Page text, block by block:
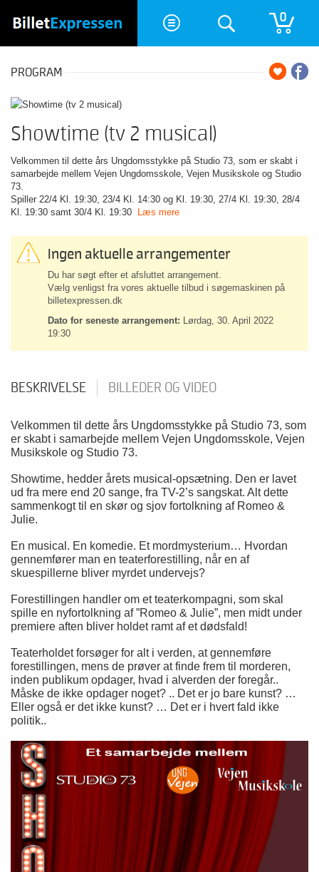
0
PROGRAM
Showtime (tv 2 musical)
Velkommen til dette års Ungdomsstykke på Studio 73, som er skabt i
samarbejde mellem Vejen Ungdomsskole, Vejen Musikskole og Studio
73.
Spiller 22/4 Kl. 19:30, 23/4 Kl. 14:30 og Kl. 19:30, 27/4 Kl. 19:30, 28/4
Kl. 19:30 samt 30/4 Kl. 19:30
Læs mere
Ingen aktuelle arrangementer
Du har søgt efter et afsluttet arrangement.
Vælg venligst fra vores aktuelle tilbud i søgemaskinen på
billetexpressen.dk
Dato for seneste arrangement: Lørdag, 30. April 2022
19:30
BESKRIVELSE BILLEDER OG VIDEO
Velkommen til dette års Ungdomsstykke på Studio 73, som
er skabt i samarbejde mellem Vejen Ungdomsskole, Vejen
Musikskole og Studio 73.
Showtime, hedder årets musical-opsætning. Den er lavet
ud fra mere end 20 sange, fra TV-2’s sangskat. Alt dette
sammenkogt til en skør og sjov fortolkning af Romeo &
Julie.
En musical. En komedie. Et mordmysterium… Hvordan
gennemfører man en teaterforestilling, når en af
skuespillerne bliver myrdet undervejs?
Forestillingen handler om et teaterkompagni, som skal
spille en nyfortolkning af ”Romeo & Julie”, men midt under
premiere aften bliver holdet ramt af et dødsfald!
Teaterholdet forsøger for alt i verden, at gennemføre
forestillingen, mens de prøver at finde frem til morderen,
inden publikum opdager, hvad i alverden der foregår..
Måske de ikke opdager noget? .. Det er jo bare kunst? …
Eller også er det ikke kunst? … Det er i hvert fald ikke
politik..